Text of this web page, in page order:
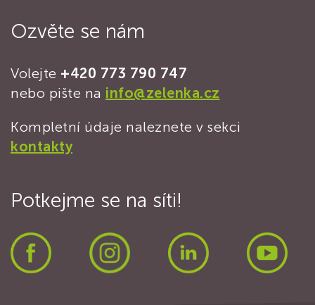
Ozvěte se nám
Volejte +420 773 790 747
nebo pište na info@zelenka.cz
Kompletní údaje naleznete v sekci
kontakty
Potkejme se na síti!